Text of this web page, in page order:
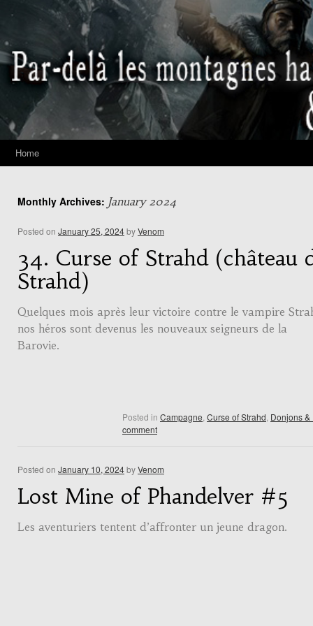
Home
Monthly Archives: January 2024
Posted on January 25, 2024byVenom
34. Curse of Strahd (château
Strahd)
Quelques mois après leur victoire contre le vampire
nos héros sont devenus les nouveaux seigneurs de la
Barovie.
Posted in Campagne Curse of Strahd Donjons
comment
Posted on January 10, 2024byVenom
Lost Mine of Phandelver #5
Les aventuriers tentent d’affronter un jeune dragon.